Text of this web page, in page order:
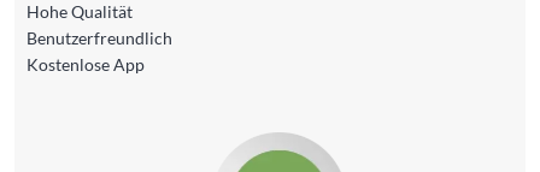
Hohe Qualität
Benutzerfreundlich
Kostenlose App